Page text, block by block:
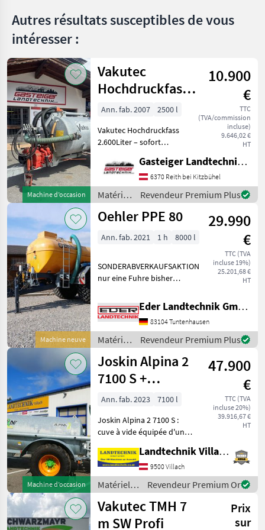
VIN KOL
Ökostreuer
MARKETPLACE
Marketplace
Offres des
distributeurs
Petites
annonces
/
Autres résultats susceptibles de vous
intéresser :
Machine d’occasion
Vakutec
Hochdruckfass
2600 Liter
10.900
€
TTC
(TVA/commission
incluse)
9.646,02 €
HT
Ann. fab. 2007
2500 l
Vakutec Hochdruckfass
2.600Liter – sofort
steht ein Vakutec
Hochdruckfass mit 2.500
Litern Fassungsvermögen,
Baujahr 2007 Das Fass wu
Gasteiger Landtechnik GmbH
6370 Reith bei Kitzbühel
Matériels
de
fertilisation
irrigation
Vakutec
Revendeur Premium Plus
Machine neuve
Oehler PPE 80
29.990
€
TTC (TVA
incluse 19%)
25.201,68 €
HT
Ann. fab. 2021 1 h 8000 l
SONDERABVERKAUFSAKTION
nur eine Fuhre bisher
Exzenterschneckenpumpe
Behälter: 8.000 ltr. GFK-
Tank - Unterlegkeile -
Dreikammerleuchten -
Schie
Eder Landtechnik GmbH
83104 Tuntenhausen
Matériels
de
fertilisation
et
irrigation
/ Oehler
Revendeur Premium Plus
Machine d’occasion
Joskin Alpina 2
7100 S +
épandeur à
patins de 7,5 m
47.900
€
TTC (TVA
incluse 20%)
39.916,67 €
HT
Ann. fab. 2023
7100 l
Joskin Alpina 2 7100 S :
cuve à vide équipée d'une
Pendislide Basic, épandeur
à patins d'une largeur de
travail de 7, 5 m, système
de relevage hyd
Landtechnik Villach GmbH
9500 Villach
Matériels
de
fertilisation
et
Revendeur Premium Or
Vakutec TMH 7
m SW Profi
Prix
sur